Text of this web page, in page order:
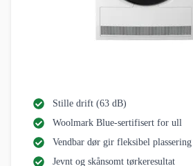
Stille drift (63 dB)
Woolmark Blue-sertifisert for ull
Vendbar dør gir fleksibel plassering
Jevnt og skånsomt tørkeresultat